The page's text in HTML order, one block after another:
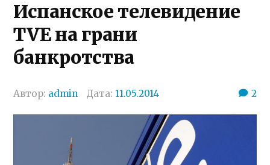
Испанское телевидение
TVE на грани
банкротства
Автор: admin Дата:11.05.2014 2